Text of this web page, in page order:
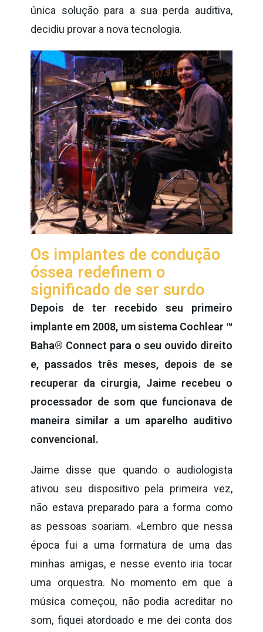
única solução para a sua perda auditiva,
decidiu provar a nova tecnologia.
Os implantes de condução
óssea redefinem o
significado de ser surdo
Depois de ter recebido seu primeiro
implante em 2008, um sistema Cochlear ™
Baha® Connect para o seu ouvido direito
e, passados três meses, depois de se
recuperar da cirurgia, Jaime recebeu o
processador de som que funcionava de
maneira similar a um aparelho auditivo
convencional.
Jaime disse que quando o audiologista
ativou seu dispositivo pela primeira vez,
não estava preparado para a forma como
as pessoas soariam. «Lembro que nessa
época fui a uma formatura de uma das
minhas amigas, e nesse evento iria tocar
uma orquestra. No momento em que a
música começou, não podia acreditar no
som, fiquei atordoado e me dei conta dos